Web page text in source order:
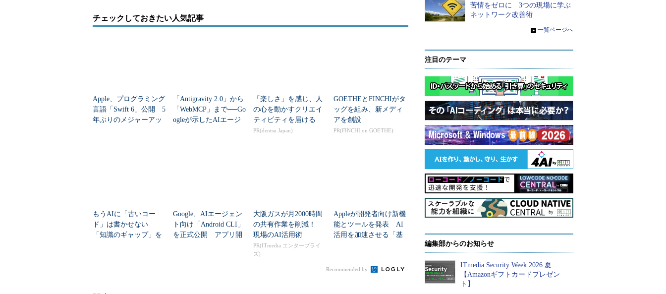
チェックしておきたい人気記事
Apple、プログラミング
言語「Swift 6」公開 5
年ぶりのメジャーアッ
「Antigravity 2.0」から
「WebMCP」まで──Go
ogleが示したAIエージ
「楽しさ」を感じ、人
の心を動かすクリエイ
ティビティを届ける
PR(dentsu Japan)
GOETHEとFINCHIがタ
ッグを組み、新メディ
アを創設
PR(FINCHI on GOETHE)
もうAIに「古いコー
ド」は書かせない
「知識のギャップ」を
Google、AIエージェン
ト向け「Android CLI」
を正式公開 アプリ開
大阪ガスが月2000時間
の共有作業を削減！
現場のAI活用術
PR(ITmedia エンタープライ
ズ)
Appleが開発者向け新機
能とツールを発表 AI
活用を加速させる「基
Recommended by
苦情をゼロに 3つの現場に学ぶ
ネットワーク改善術
» 一覧ページへ
注目のテーマ
編集部からのお知らせ
ITmedia Security Week 2026 夏
【Amazonギフトカードプレゼン
ト】